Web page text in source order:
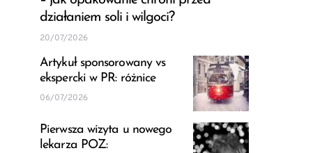
działaniem soli i wilgoci?
20/07/2026
Artykuł sponsorowany vs
ekspercki w PR: różnice
06/07/2026
Pierwsza wizyta u nowego
lekarza POZ: